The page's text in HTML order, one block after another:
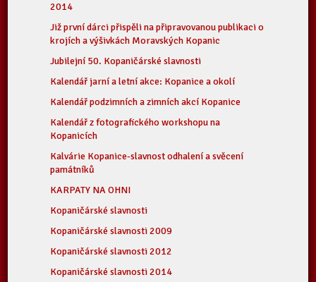
2014
Již první dárci přispěli na připravovanou publikaci o
krojích a výšivkách Moravských Kopanic
Jubilejní 50. Kopaničárské slavnosti
Kalendář jarní a letní akce: Kopanice a okolí
Kalendář podzimních a zimních akcí Kopanice
Kalendář z fotografického workshopu na
Kopanicích
Kalvárie Kopanice-slavnost odhalení a svěcení
památníků
KARPATY NA OHNI
Kopaničárské slavnosti
Kopaničárské slavnosti 2009
Kopaničárské slavnosti 2012
Kopaničárské slavnosti 2014